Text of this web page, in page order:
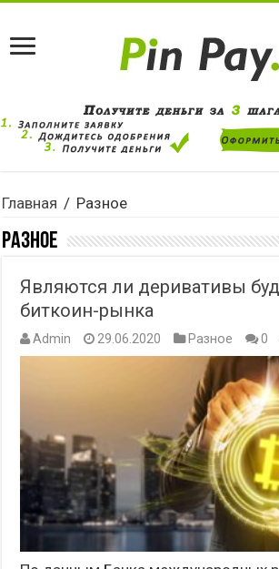
Главная / Разное
Разное
Являются ли деривативы
биткоин-рынка
Admin 29.06.2020 Разное 0